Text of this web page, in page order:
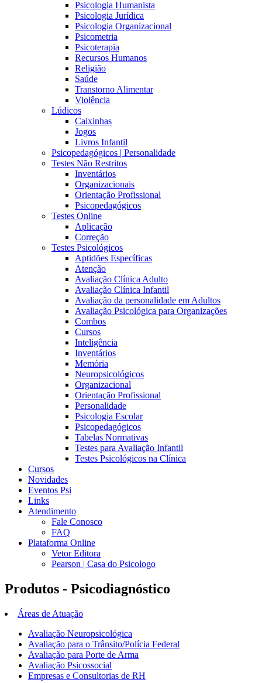
Psicologia Humanista
Psicologia Jurídica
Psicologia Organizacional
Psicometria
Psicoterapia
Recursos Humanos
Religião
Saúde
Transtorno Alimentar
Violência
Lúdicos
Caixinhas
Jogos
Livros Infantil
Psicopedagógicos | Personalidade
Testes Não Restritos
Inventários
Organizacionais
Orientação Profissional
Psicopedagógicos
Testes Online
Aplicação
Correção
Testes Psicológicos
Aptidões Específicas
Atenção
Avaliação Clínica Adulto
Avaliação Clínica Infantil
Avaliação da personalidade em Adultos
Avaliação Psicológica para Organizações
Combos
Cursos
Inteligência
Inventários
Memória
Neuropsicológicos
Organizacional
Orientação Profissional
Personalidade
Psicologia Escolar
Psicopedagógicos
Tabelas Normativas
Testes para Avaliação Infantil
Testes Psicológicos na Clínica
Cursos
Novidades
Eventos Psi
Links
Atendimento
Fale Conosco
FAQ
Plataforma Online
Vetor Editora
Pearson | Casa do Psicologo
Produtos - Psicodiagnóstico
Áreas de Atuação
Avaliação Neuropsicológica
Avaliação para o Trânsito/Polícia Federal
Avaliação para Porte de Arma
Avaliação Psicossocial
Empresas e Consultorias de RH